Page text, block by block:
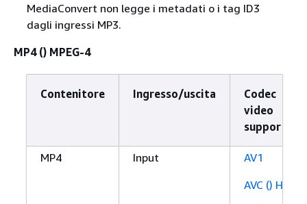
MediaConvert non legge i metadati o i tag ID3
dagli ingressi MP3.
MP4 () MPEG-4
Contenitore Ingresso/uscita
Codec
video
supportato
MP4 Input
AV1
AVC () H.264